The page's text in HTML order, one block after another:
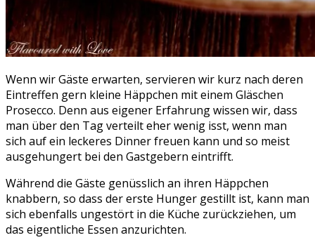
Wenn wir Gäste erwarten, servieren wir kurz nach deren
Eintreffen gern kleine Häppchen mit einem Gläschen
Prosecco. Denn aus eigener Erfahrung wissen wir, dass
man über den Tag verteilt eher wenig isst, wenn man
sich auf ein leckeres Dinner freuen kann und so meist
ausgehungert bei den Gastgebern eintrifft.
Während die Gäste genüsslich an ihren Häppchen
knabbern, so dass der erste Hunger gestillt ist, kann man
sich ebenfalls ungestört in die Küche zurückziehen, um
das eigentliche Essen anzurichten.